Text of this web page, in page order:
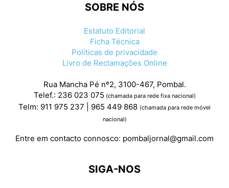
SOBRE NÓS
Estatuto Editorial
Ficha Técnica
Políticas de privacidade
Livro de Reclamações Online
Rua Mancha Pé nº2, 3100-467, Pombal.
Telef.: 236 023 075 (chamada para rede fixa nacional)
Telm: 911 975 237 | 965 449 868 (chamada para rede móvel
nacional)
Entre em contacto connosco: pombaljornal@gmail.com
SIGA-NOS